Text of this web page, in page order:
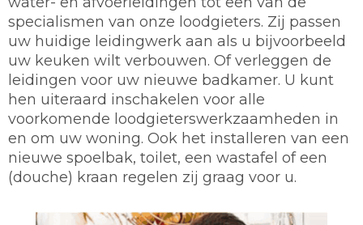
specialismen van onze loodgieters. Zij passen
uw huidige leidingwerk aan als u bijvoorbeeld
uw keuken wilt verbouwen. Of verleggen de
leidingen voor uw nieuwe badkamer. U kunt
hen uiteraard inschakelen voor alle
voorkomende loodgieterswerkzaamheden in
en om uw woning. Ook het installeren van een
nieuwe spoelbak, toilet, een wastafel of een
(douche) kraan regelen zij graag voor u.